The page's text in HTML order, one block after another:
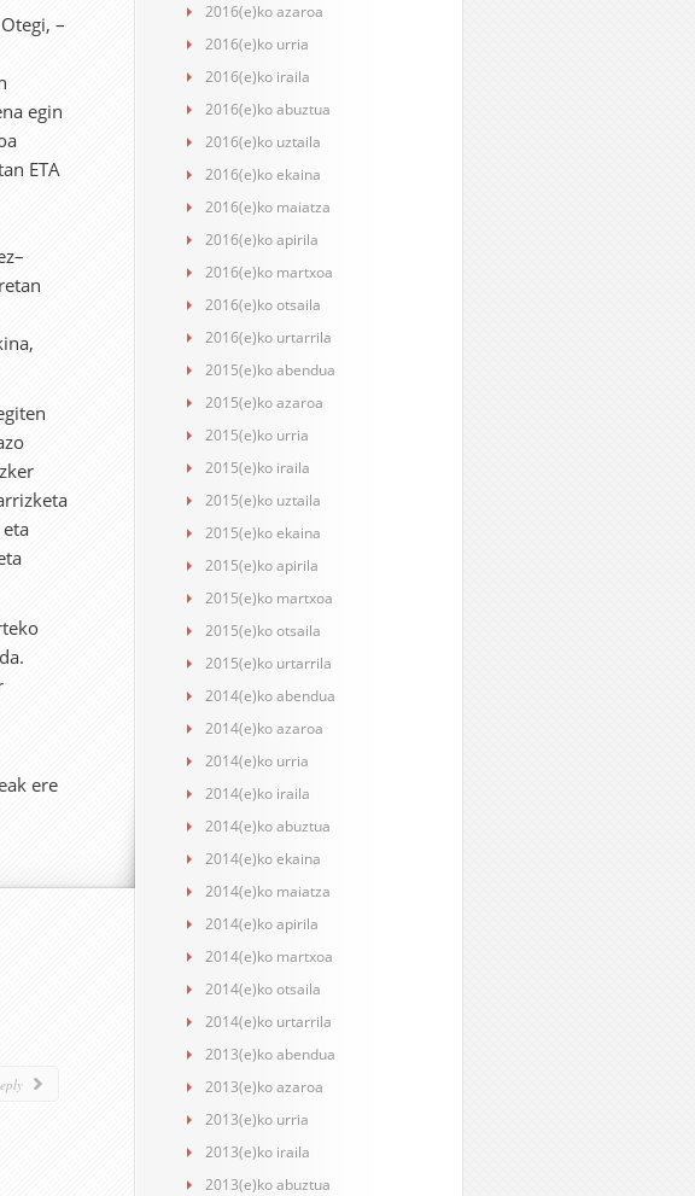
–
egin
ETA
ere
2016(e)ko azaroa
2016(e)ko urria
2016(e)ko iraila
2016(e)ko abuztua
2016(e)ko uztaila
2016(e)ko ekaina
2016(e)ko maiatza
2016(e)ko apirila
2016(e)ko martxoa
2016(e)ko otsaila
2016(e)ko urtarrila
2015(e)ko abendua
2015(e)ko azaroa
2015(e)ko urria
2015(e)ko iraila
2015(e)ko uztaila
2015(e)ko ekaina
2015(e)ko apirila
2015(e)ko martxoa
2015(e)ko otsaila
2015(e)ko urtarrila
2014(e)ko abendua
2014(e)ko azaroa
2014(e)ko urria
2014(e)ko iraila
2014(e)ko abuztua
2014(e)ko ekaina
2014(e)ko maiatza
2014(e)ko apirila
2014(e)ko martxoa
2014(e)ko otsaila
2014(e)ko urtarrila
2013(e)ko abendua
2013(e)ko azaroa
2013(e)ko urria
2013(e)ko iraila
2013(e)ko abuztua